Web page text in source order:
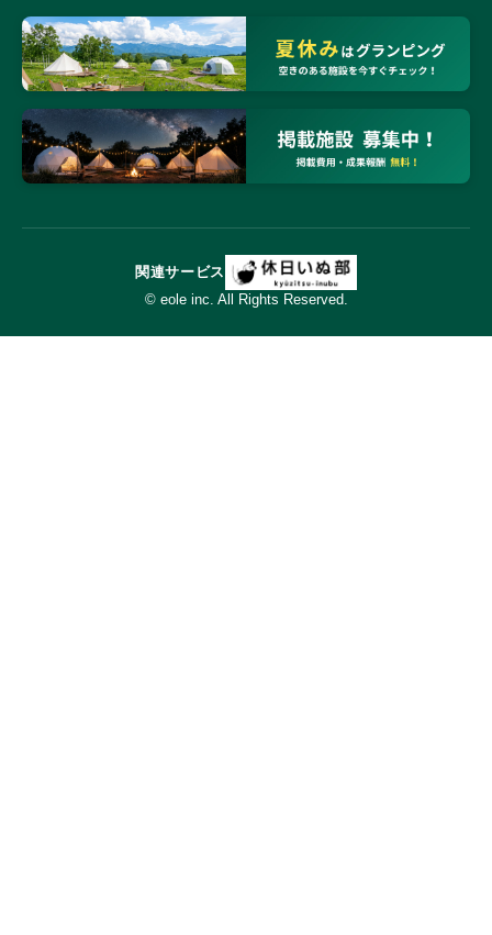
関連サービス
© eole inc. All Rights Reserved.